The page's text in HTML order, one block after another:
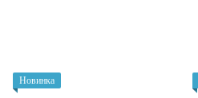
Новинка